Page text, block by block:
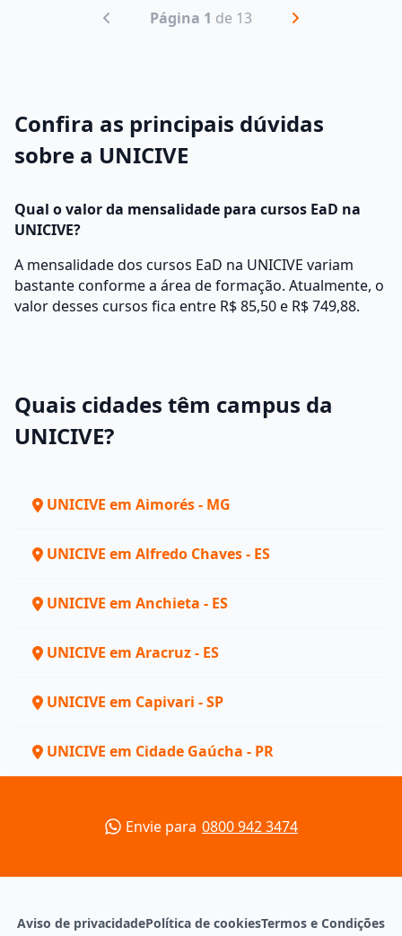
Página 1 de 13
Confira as principais dúvidas
sobre a UNICIVE
Qual o valor da mensalidade para cursos EaD na
UNICIVE?
A mensalidade dos cursos EaD na UNICIVE variam
bastante conforme a área de formação. Atualmente, o
valor desses cursos fica entre R$ 85,50 e R$ 749,88.
Quais cidades têm campus da
UNICIVE?
UNICIVE em Aimorés - MG
UNICIVE em Alfredo Chaves - ES
UNICIVE em Anchieta - ES
UNICIVE em Aracruz - ES
UNICIVE em Capivari - SP
UNICIVE em Cidade Gaúcha - PR
Envie para 0800 942 3474
Aviso de privacidadePolítica de cookiesTermos e Condições